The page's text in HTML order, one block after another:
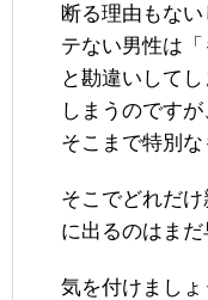
断る理由もな
テない男性は「
と勘違いして
しまうのです
そこまで特別な
そこでどれだ
に出るのはまだ
気を付けましょ